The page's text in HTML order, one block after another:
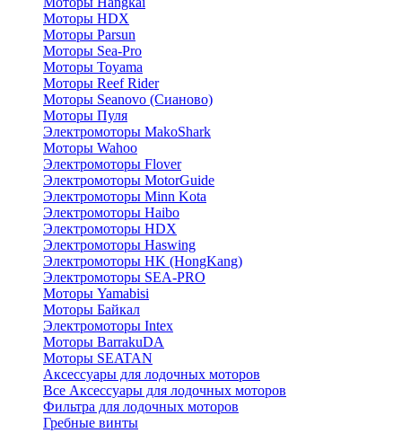
Моторы HDX
Моторы Parsun
Моторы Sea-Pro
Моторы Toyama
Моторы Reef Rider
Моторы Seanovo (Сианово)
Моторы Пуля
Электромоторы MakoShark
Моторы Wahoo
Электромоторы Flover
Электромоторы MotorGuide
Электромоторы Minn Kota
Электромоторы Haibo
Электромоторы HDX
Электромоторы Haswing
Электромоторы HK (HongKang)
Электромоторы SEA-PRO
Моторы Yamabisi
Моторы Байкал
Электромоторы Intex
Моторы BarrakuDA
Моторы SEATAN
Аксессуары для лодочных моторов
Все Аксессуары для лодочных моторов
Фильтра для лодочных моторов
Гребные винты